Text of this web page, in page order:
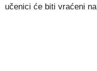
učenici će biti vraćeni